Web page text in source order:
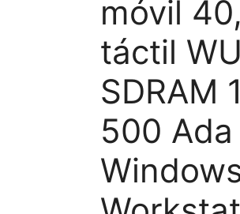
móvil
táctil
SDRAM
500 Ada